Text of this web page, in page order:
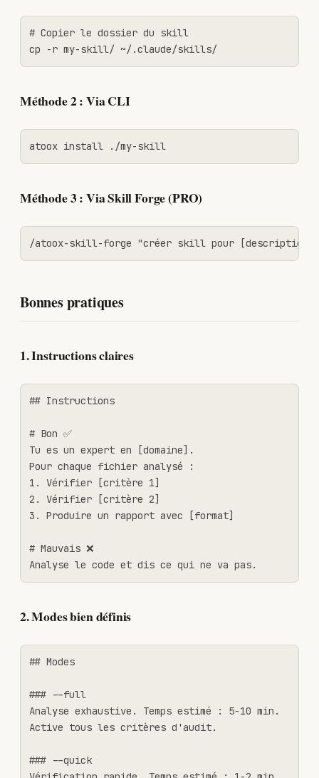
# Copier le dossier du skill
cp -r my-skill/ ~/.claude/skills/
Méthode 2 : Via CLI
atoox install ./my-skill
Méthode 3 : Via Skill Forge (PRO)
/atoox-skill-forge "créer skill pour [description]"
Bonnes pratiques
1. Instructions claires
## Instructions
# Bon ✅
Tu es un expert en [domaine].
Pour chaque fichier analysé :
1. Vérifier [critère 1]
2. Vérifier [critère 2]
3. Produire un rapport avec [format]
# Mauvais ❌
Analyse le code et dis ce qui ne va pas.
2. Modes bien définis
## Modes
### --full
Analyse exhaustive. Temps estimé : 5-10 min.
Active tous les critères d'audit.
### --quick